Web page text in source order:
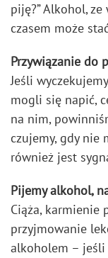
piję?” Alkohol,
czasem może
Przywiązanie do
Jeśli
mogli się napić,
na nim,
czujemy, gdy nie
również jest
Pijemy alkohol,
Ciąża, karmienie
przyjmowanie
alkoholem –